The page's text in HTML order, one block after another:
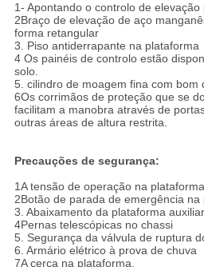
1- Apontando o controlo de
2Braço de elevação de aço
forma retangular
3. Piso antiderrapante na plataforma
4 Os painéis de controlo estão
solo.
5. cilindro de moagem fina com bom
6Os corrimãos de proteção que se
facilitam a manobra através de
outras áreas de altura restrita.
Precauções de segurança:
1A tensão de operação na
2Botão de parada de emergência
3. Abaixamento da plataforma auxiliar
4Pernas telescópicas no chassi
5. Segurança da válvula de ruptura
6. Armário elétrico à prova de chuva
7A cerca na plataforma.